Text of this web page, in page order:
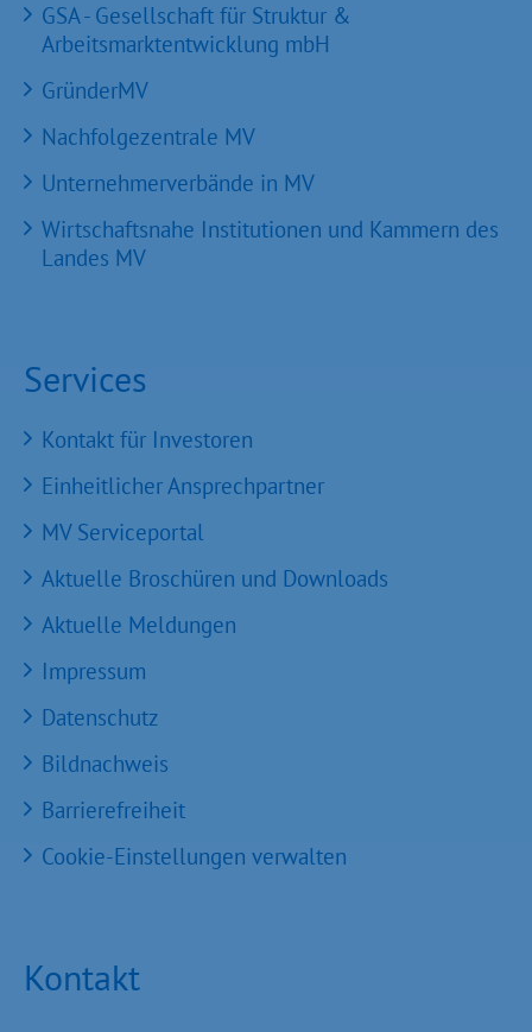
GSA - Gesellschaft für Struktur &
Arbeitsmarktentwicklung mbH
GründerMV
Nachfolgezentrale MV
Unternehmerverbände in MV
Wirtschaftsnahe Institutionen und Kammern des
Landes MV
Services
Kontakt für Investoren
Einheitlicher Ansprechpartner
MV Serviceportal
Aktuelle Broschüren und Downloads
Aktuelle Meldungen
Impressum
Datenschutz
Bildnachweis
Barrierefreiheit
Cookie-Einstellungen verwalten
Kontakt